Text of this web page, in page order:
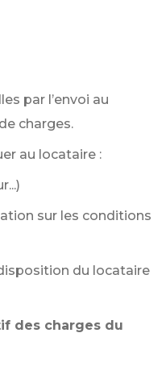
par l’envoi au
charges.
au locataire :
sur les conditions
du locataire
des charges du